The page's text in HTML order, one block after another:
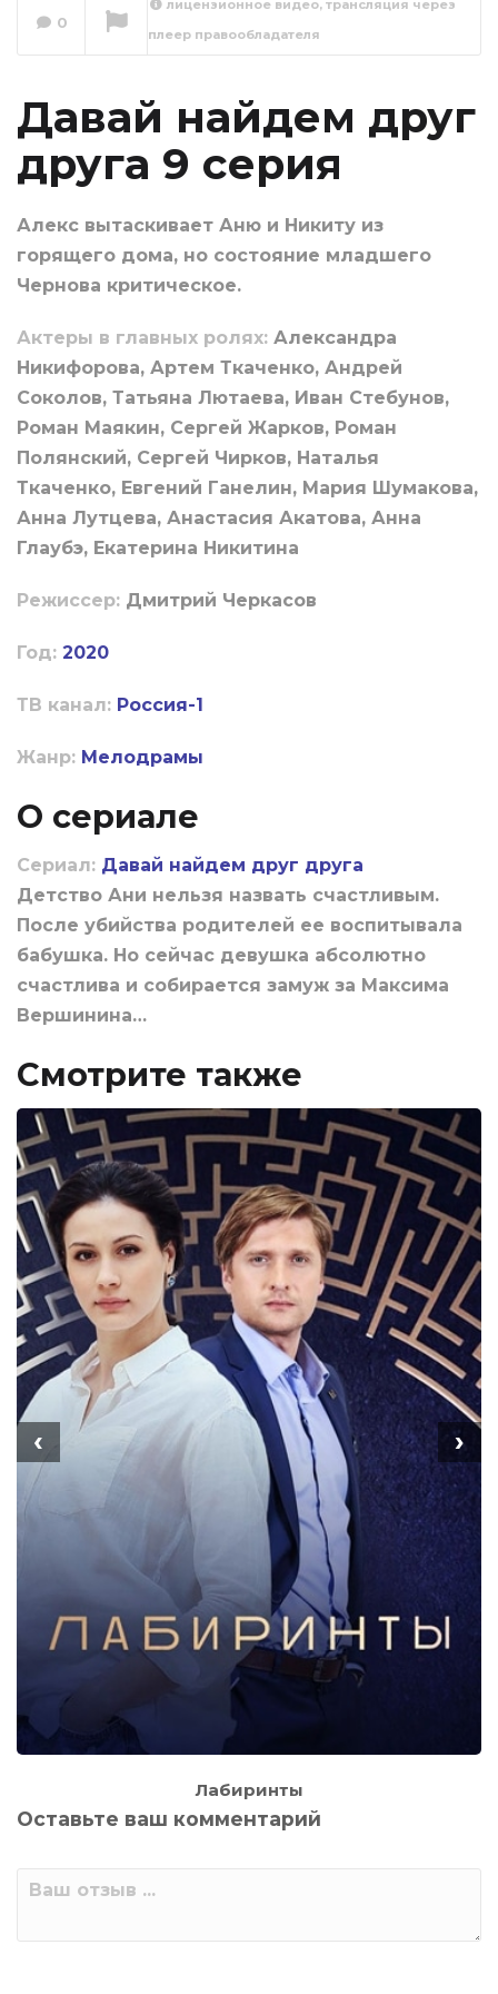
друг друга 10
0
лицензионное видео, трансляция через
плеер правообладателя
Давай найдем друг
друга 9 серия
Алекс вытаскивает Аню и Никиту из
горящего дома, но состояние младшего
Чернова критическое.
Актеры в главных ролях: Александра
Никифорова, Артем Ткаченко, Андрей
Соколов, Татьяна Лютаева, Иван Стебунов,
Роман Маякин, Сергей Жарков, Роман
Полянский, Сергей Чирков, Наталья
Ткаченко, Евгений Ганелин, Мария Шумакова,
Анна Лутцева, Анастасия Акатова, Анна
Глаубэ, Екатерина Никитина
Режиссер: Дмитрий Черкасов
Год: 2020
ТВ канал: Россия-1
Жанр: Мелодрамы
О сериале
Сериал: Давай найдем друг друга
Детство Ани нельзя назвать счастливым.
После убийства родителей ее воспитывала
бабушка. Но сейчас девушка абсолютно
счастлива и собирается замуж за Максима
Вершинина…
Смотрите также
Лабиринты
‹ ›
Оставьте ваш комментарий